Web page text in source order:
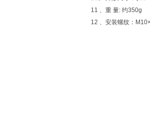
11 、重 量: 约350g
12 、安装螺纹：